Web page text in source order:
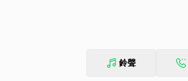
鈴聲